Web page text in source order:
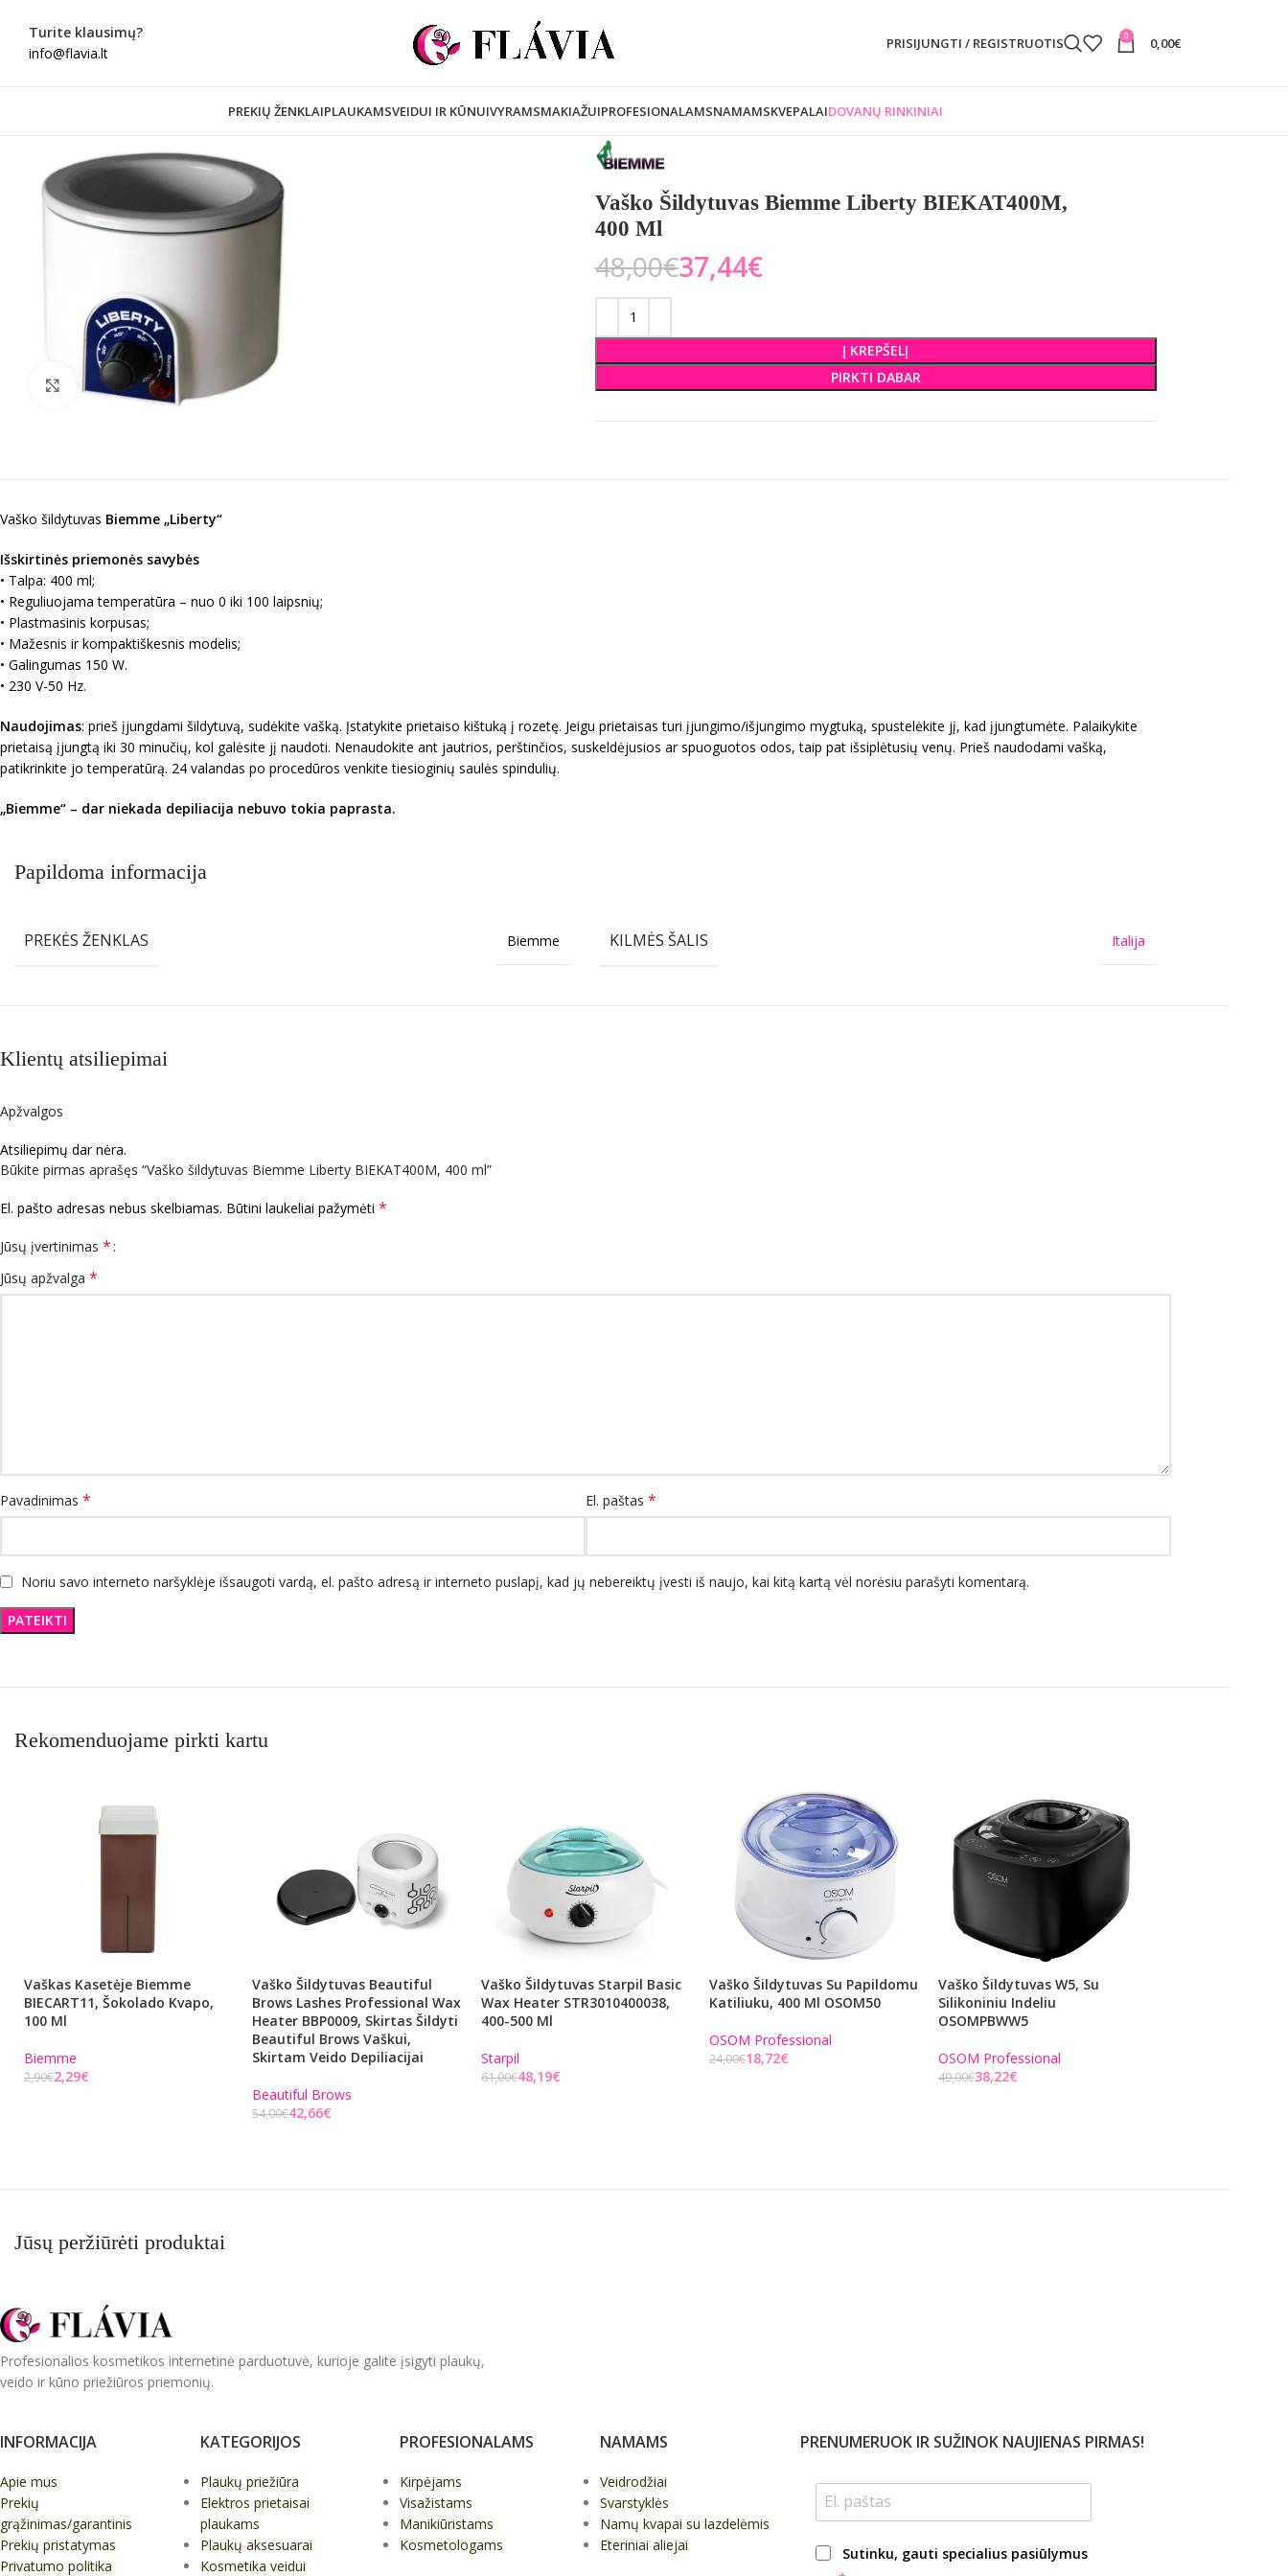
Turite klausimų?
info@flavia.lt
PRISIJUNGTI / REGISTRUOTIS 0 0,00€
PREKIŲ ŽENKLAIPLAUKAMSVEIDUI IR KŪNUIVYRAMSMAKIAŽUIPROFESIONALAMSNAMAMSKVEPALAIDOVANŲ RINKINIAI
Spustelėkite norėdami padidinti
Vaško Šildytuvas Biemme Liberty BIEKAT400M,
400 Ml
48,00€37,44€
Į KREPŠELĮ
PIRKTI DABAR
Vaško šildytuvas Biemme „Liberty“
Išskirtinės priemonės savybės
• Talpa: 400 ml;
• Reguliuojama temperatūra – nuo 0 iki 100 laipsnių;
• Plastmasinis korpusas;
• Mažesnis ir kompaktiškesnis modelis;
• Galingumas 150 W.
• 230 V-50 Hz.
Naudojimas: prieš įjungdami šildytuvą, sudėkite vašką. Įstatykite prietaiso kištuką į rozetę. Jeigu prietaisas turi įjungimo/išjungimo mygtuką, spustelėkite jį, kad įjungtumėte. Palaikykite
prietaisą įjungtą iki 30 minučių, kol galėsite jį naudoti. Nenaudokite ant jautrios, perštinčios, suskeldėjusios ar spuoguotos odos, taip pat išsiplėtusių venų. Prieš naudodami vašką,
patikrinkite jo temperatūrą. 24 valandas po procedūros venkite tiesioginių saulės spindulių.
„Biemme“ – dar niekada depiliacija nebuvo tokia paprasta.
Papildoma informacija
PREKĖS ŽENKLAS Biemme KILMĖS ŠALIS Italija
Klientų atsiliepimai
Apžvalgos
Atsiliepimų dar nėra.
Būkite pirmas aprašęs “Vaško šildytuvas Biemme Liberty BIEKAT400M, 400 ml”
El. pašto adresas nebus skelbiamas. Būtini laukeliai pažymėti *
Jūsų įvertinimas *
Jūsų apžvalga *
Pavadinimas * El. paštas *
Noriu savo interneto naršyklėje išsaugoti vardą, el. pašto adresą ir interneto puslapį, kad jų nebereiktų įvesti iš naujo, kai kitą kartą vėl norėsiu parašyti komentarą.
Rekomenduojame pirkti kartu
Vaškas Kasetėje Biemme
BIECART11, Šokolado Kvapo,
100 Ml
Biemme
2,90€2,29€
Vaško Šildytuvas Beautiful
Brows Lashes Professional Wax
Heater BBP0009, Skirtas Šildyti
Beautiful Brows Vaškui,
Skirtam Veido Depiliacijai
Beautiful Brows
54,00€42,66€
Vaško Šildytuvas Starpil Basic
Wax Heater STR3010400038,
400-500 Ml
Starpil
61,00€48,19€
Vaško Šildytuvas Su Papildomu
Katiliuku, 400 Ml OSOM50
OSOM Professional
24,00€18,72€
Vaško Šildytuvas W5, Su
Silikoniniu Indeliu
OSOMPBWW5
OSOM Professional
49,00€38,22€
Jūsų peržiūrėti produktai
Profesionalios kosmetikos internetinė parduotuvė, kurioje galite įsigyti plaukų,
veido ir kūno priežiūros priemonių.
INFORMACIJA
Apie mus
Prekių
grąžinimas/garantinis
Prekių pristatymas
Privatumo politika
KATEGORIJOS
Plaukų priežiūra
Elektros prietaisai
plaukams
Plaukų aksesuarai
Kosmetika veidui
PROFESIONALAMS
Kirpėjams
Visažistams
Manikiūristams
Kosmetologams
NAMAMS
Veidrodžiai
Svarstyklės
Namų kvapai su lazdelėmis
Eteriniai aliejai
PRENUMERUOK IR SUŽINOK NAUJIENAS PIRMAS!
Sutinku, gauti specialius pasiūlymus